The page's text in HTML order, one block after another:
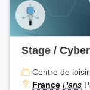
Stage /
Centre de
France Paris